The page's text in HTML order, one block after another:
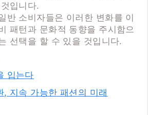
입니다.
반 소비자들은 이러한 변화를 이
패턴과 문화적 동향을 주시함으
선택을 할 수 있을 것입니다.
입는다
, 지속 가능한 패션의 미래